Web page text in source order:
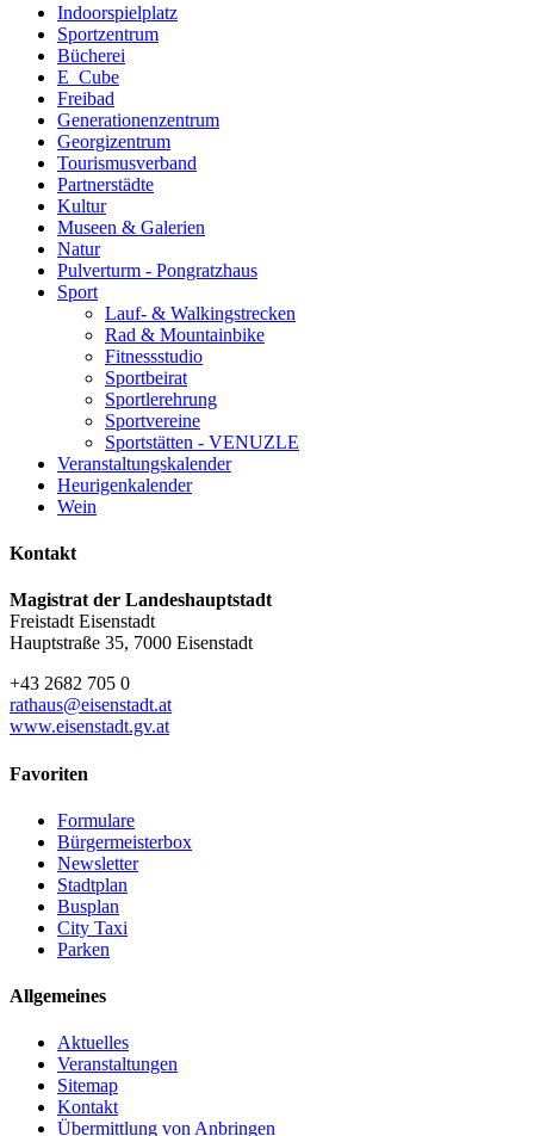
Indoorspielplatz
Sportzentrum
Bücherei
E_Cube
Freibad
Generationenzentrum
Georgizentrum
Tourismusverband
Partnerstädte
Kultur
Museen & Galerien
Natur
Pulverturm - Pongratzhaus
Sport
Lauf- & Walkingstrecken
Rad & Mountainbike
Fitnessstudio
Sportbeirat
Sportlerehrung
Sportvereine
Sportstätten - VENUZLE
Veranstaltungskalender
Heurigenkalender
Wein
Kontakt
Magistrat der Landeshauptstadt
Freistadt Eisenstadt
Hauptstraße 35, 7000 Eisenstadt
+43 2682 705 0
rathaus@eisenstadt.at
www.eisenstadt.gv.at
Favoriten
Formulare
Bürgermeisterbox
Newsletter
Stadtplan
Busplan
City Taxi
Parken
Allgemeines
Aktuelles
Veranstaltungen
Sitemap
Kontakt
Übermittlung von Anbringen